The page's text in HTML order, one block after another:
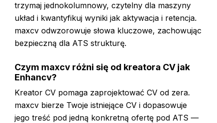
trzymaj jednokolumnowy, czytelny dla maszyny
układ i kwantyfikuj wyniki jak aktywacja i retencja.
maxcv odwzorowuje słowa kluczowe, zachowując
bezpieczną dla ATS strukturę.
Czym maxcv różni się od kreatora CV jak
Enhancv?
Kreator CV pomaga zaprojektować CV od zera.
maxcv bierze Twoje istniejące CV i dopasowuje
jego treść pod jedną konkretną ofertę pod ATS —